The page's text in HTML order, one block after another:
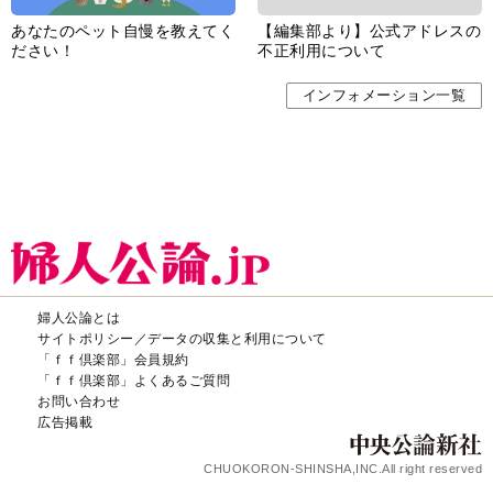
あなたのペット自慢を教えてく
ださい！
【編集部より】公式アドレスの
不正利用について
インフォメーション一覧
婦人公論とは
サイトポリシー／データの収集と利用について
「ｆｆ倶楽部」会員規約
「ｆｆ倶楽部」よくあるご質問
お問い合わせ
広告掲載
CHUOKORON-SHINSHA,INC.All right reserved